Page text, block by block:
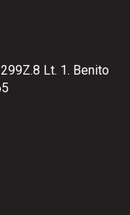
Lt. 1. Benito